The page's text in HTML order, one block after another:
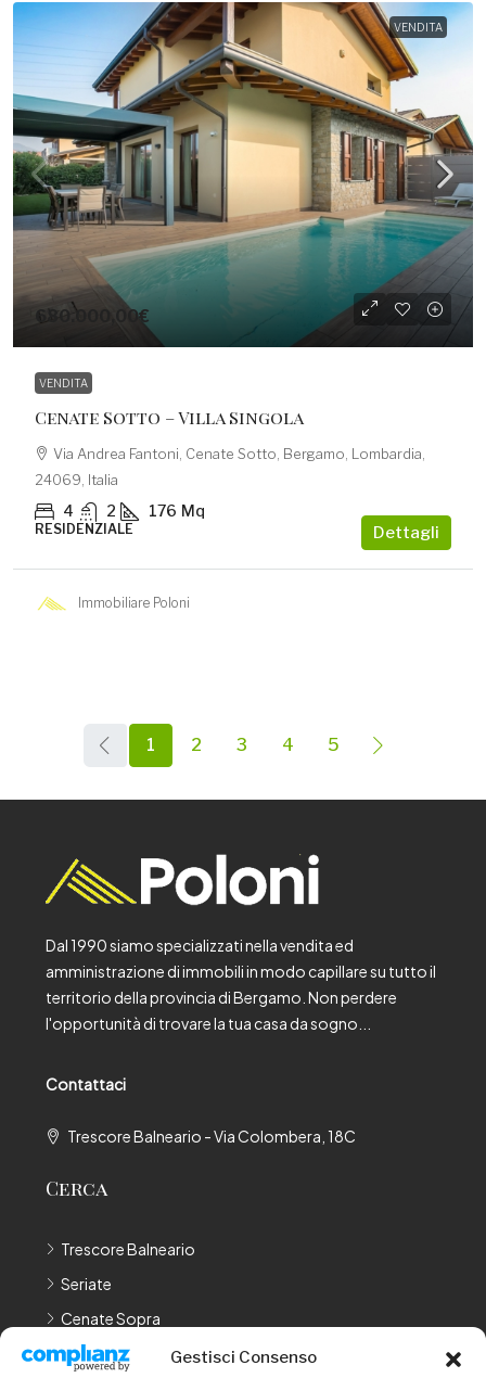
Gestisci Consenso
VENDITA
680.000,00€
VENDITA
Cenate Sotto – Villa Singola
Via Andrea Fantoni, Cenate Sotto, Bergamo, Lombardia,
24069, Italia
4 2 176 Mq
RESIDENZIALE Dettagli
Immobiliare Poloni
1 2 3 4 5
Dal 1990 siamo specializzati nella vendita ed
amministrazione di immobili in modo capillare su tutto il
territorio della provincia di Bergamo. Non perdere
l'opportunità di trovare la tua casa da sogno...
Contattaci
Trescore Balneario - Via Colombera, 18C
Cerca
Trescore Balneario
Seriate
Cenate Sopra
Cenate Sotto